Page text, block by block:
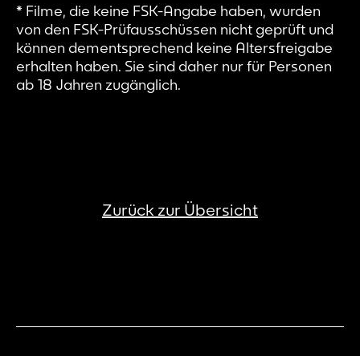
* Filme, die keine FSK-Angabe haben, wurden
von den FSK-Prüfausschüssen nicht geprüft und
können dementsprechend keine Altersfreigabe
erhalten haben. Sie sind daher nur für Personen
ab 18 Jahren zugänglich.
Zurück zur Übersicht